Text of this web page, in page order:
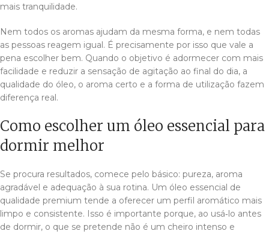
mais tranquilidade.
Nem todos os aromas ajudam da mesma forma, e nem todas
as pessoas reagem igual. É precisamente por isso que vale a
pena escolher bem. Quando o objetivo é adormecer com mais
facilidade e reduzir a sensação de agitação ao final do dia, a
qualidade do óleo, o aroma certo e a forma de utilização fazem
diferença real.
Como escolher um óleo essencial para
dormir melhor
Se procura resultados, comece pelo básico: pureza, aroma
agradável e adequação à sua rotina. Um óleo essencial de
qualidade premium tende a oferecer um perfil aromático mais
limpo e consistente. Isso é importante porque, ao usá‑lo antes
de dormir, o que se pretende não é um cheiro intenso e